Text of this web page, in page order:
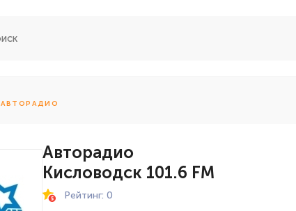
АВТОРАДИО
Авторадио
Кисловодск 101.6 FM
Рейтинг: 0